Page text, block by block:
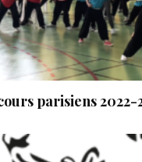
parisiens 2022-